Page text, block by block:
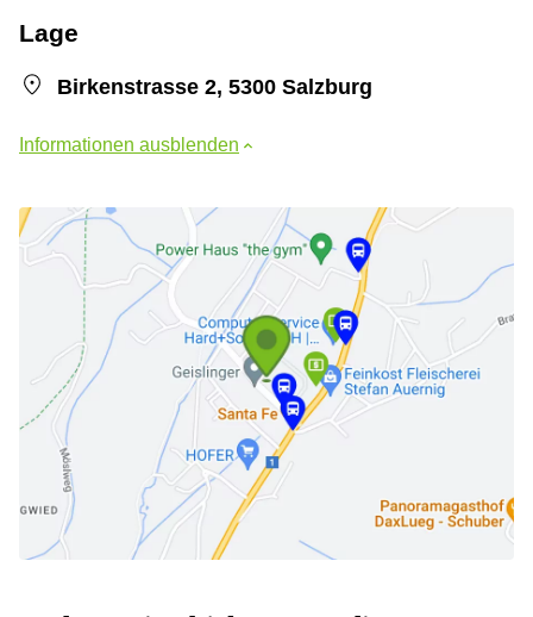
Lage
Birkenstrasse 2, 5300 Salzburg
Informationen ausblenden